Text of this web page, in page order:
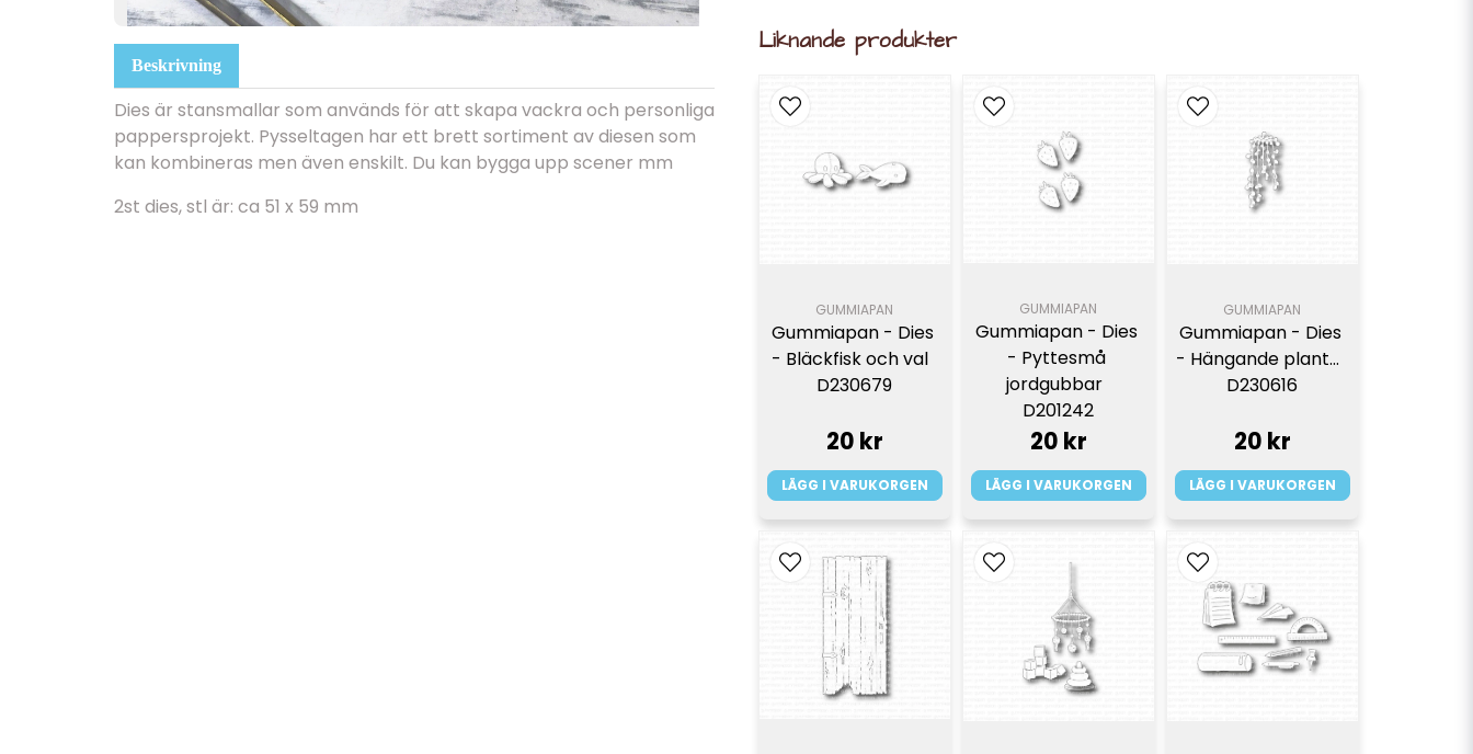
Beskrivning
Dies är stansmallar som används för att skapa vackra och personliga
pappersprojekt. Pysseltagen har ett brett sortiment av diesen som
kan kombineras men även enskilt. Du kan bygga upp scener mm
2st dies, stl är: ca 51 x 59 mm
Liknande produkter
GUMMIAPAN
Gummiapan - Dies
- Bläckfisk och val
D230679
20 kr
LÄGG I VARUKORGEN
GUMMIAPAN
Gummiapan - Dies
- Pyttesmå
jordgubbar
D201242
20 kr
LÄGG I VARUKORGEN
GUMMIAPAN
Gummiapan - Dies
- Hängande planta
D230616
20 kr
LÄGG I VARUKORGEN